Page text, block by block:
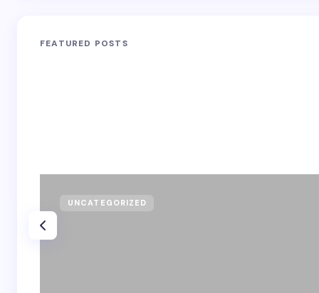
FEATURED POSTS
UNCATEGORIZED